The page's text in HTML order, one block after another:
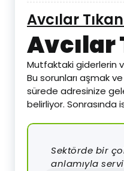
Avcılar
Avcılar
Mutfaktaki giderlerin
Bu sorunları aşmak
sürede adresinize
belirliyor. Sonrasında
Sektörde bir
anlamıyla